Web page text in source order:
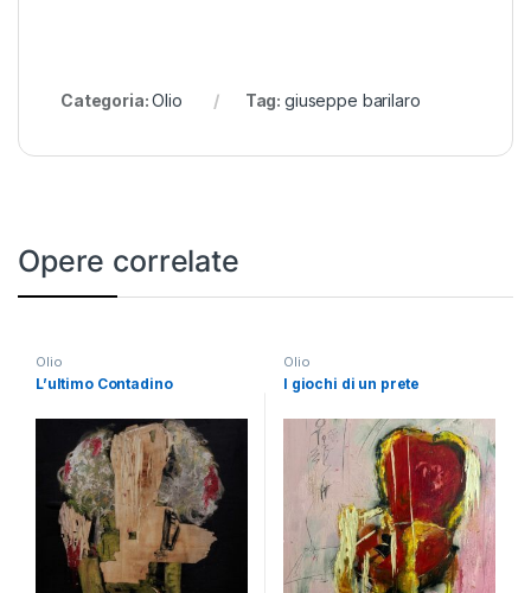
Categoria:Olio Tag: giuseppe barilaro
Opere correlate
Olio
L’ultimo Contadino
Olio
I giochi di un prete